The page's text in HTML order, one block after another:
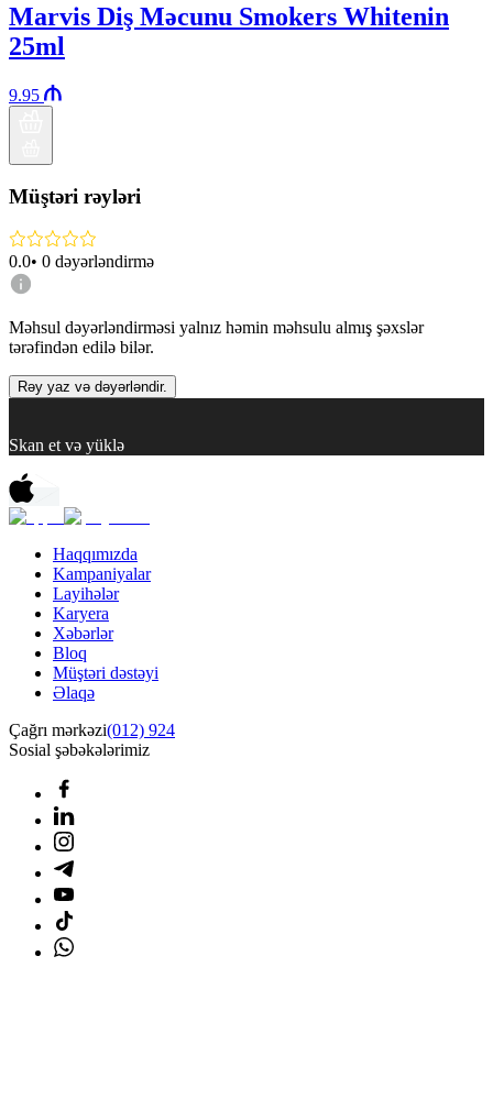
Marvis Diş Məcunu Smokers Whitenin
25ml
9.95
Müştəri rəyləri
0.0• 0 dəyərləndirmə
Məhsul dəyərləndirməsi yalnız həmin məhsulu almış şəxslər
tərəfindən edilə bilər.
Rəy yaz və dəyərləndir.
Skan et və yüklə
Haqqımızda
Kampaniyalar
Layihələr
Karyera
Xəbərlər
Bloq
Müştəri dəstəyi
Əlaqə
Çağrı mərkəzi(012) 924
Sosial şəbəkələrimiz